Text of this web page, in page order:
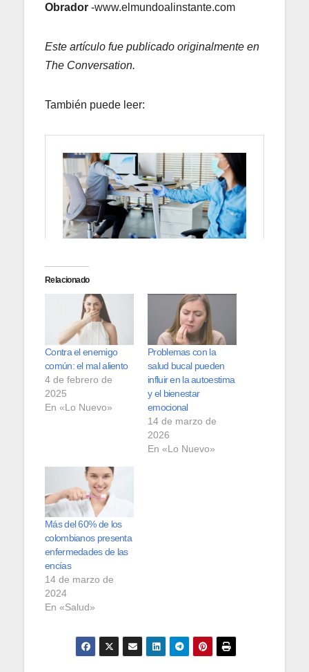
Obrador -www.elmundoalinstante.com
Este artículo fue publicado originalmente en
The Conversation.
También puede leer:
Relacionado
Contra el enemigo
común: el mal aliento
4 de febrero de
2025
En «Lo Nuevo»
Problemas con la
salud bucal pueden
influir en la autoestima
y el bienestar
emocional
14 de marzo de
2026
En «Lo Nuevo»
Más del 60% de los
colombianos presenta
enfermedades de las
encías
14 de marzo de
2024
En «Salud»